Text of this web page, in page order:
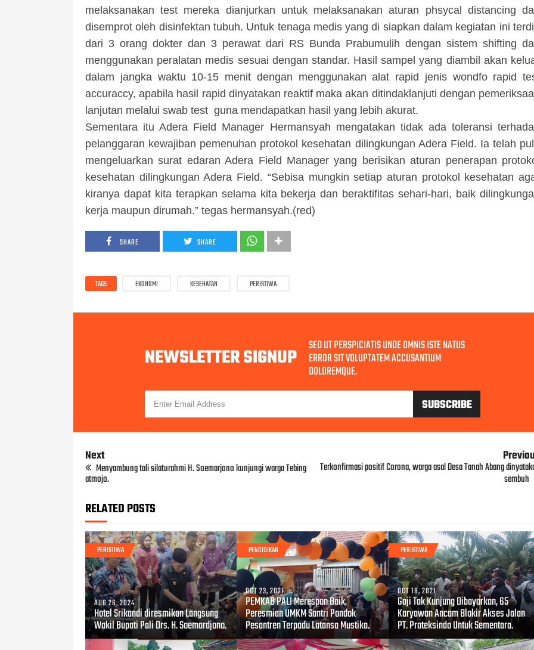
melaksanakan test mereka dianjurkan untuk melaksanakan aturan phsycal distancing
disemprot oleh disinfektan tubuh. Untuk tenaga medis yang di siapkan dalam kegiatan ini
dari 3 orang dokter dan 3 perawat dari RS Bunda Prabumulih dengan sistem shifting
menggunakan peralatan medis sesuai dengan standar. Hasil sampel yang diambil akan
dalam jangka waktu 10-15 menit dengan menggunakan alat rapid jenis wondfo rapid
accuraccy, apabila hasil rapid dinyatakan reaktif maka akan ditindaklanjuti dengan
lanjutan melalui swab test guna mendapatkan hasil yang lebih akurat.
Sementara itu Adera Field Manager Hermansyah mengatakan tidak ada toleransi
pelanggaran kewajiban pemenuhan protokol kesehatan dilingkungan Adera Field. Ia telah
mengeluarkan surat edaran Adera Field Manager yang berisikan aturan penerapan
kesehatan dilingkungan Adera Field. “Sebisa mungkin setiap aturan protokol kesehatan
kiranya dapat kita terapkan selama kita bekerja dan beraktifitas sehari-hari, baik
kerja maupun dirumah.” tegas hermansyah.(red)
SHARE SHARE
TAGS EKONOMI KESEHATAN PERISTIWA
NEWSLETTER SIGNUP SED UT PERSPICIATIS UNDE OMNIS ISTE NATUS
ERROR SIT VOLUPTATEM ACCUSANTIUM
DOLOREMQUE.
Next
Menyambung tali silaturahmi H. Soemarjono kunjungi warga Tebing
atmojo.
Terkonfirmasi positif Corona, warga asal Desa Tanah Abang
sembuh
RELATED POSTS
PERISTIWA
AUG 26, 2024
Hotel Srikandi diresmikan Langsung
Wakil Bupati Pali Drs. H. Soemardjono.
PENDIDIKAN
OCT 23, 2021
PEMKAB PALI Merespon Baik,
Peresmian UMKM Santri Pondok
Pesantren Terpadu Latansa Mustika.
PERISTIWA
OCT 18, 2021
Gaji Tak Kunjung Dibayarkan, 65
Karyawan Ancam Blokir Akses Jalan
PT. Proteksindo Untuk Sementara.